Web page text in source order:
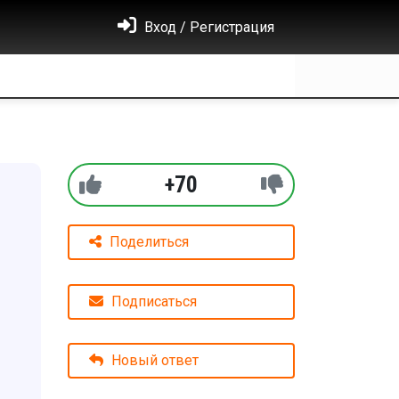
Вход / Регистрация
+70
Поделиться
Подписаться
Новый ответ